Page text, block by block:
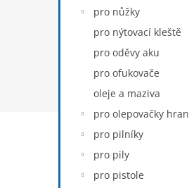
pro nůžky
pro nýtovací kleště
pro oděvy aku
pro ofukovače
oleje a maziva
pro olepovačky hran
pro pilníky
pro pily
pro pistole